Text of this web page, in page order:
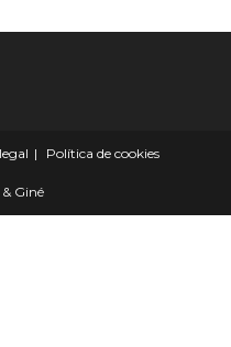
Política de cookies
Giné